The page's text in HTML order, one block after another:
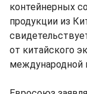
контейнерных
продукции из
от китайского
международной